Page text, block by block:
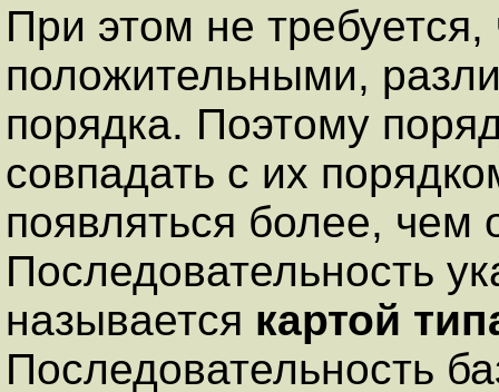
При этом не
положительными,
порядка. Поэтому
совпадать с их
появляться более, чем
Последовательность
называется картой
Последовательность